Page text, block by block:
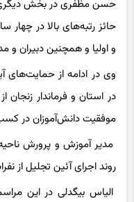
حسن مظفری در بخش دیگری
حائز رتبه‌های بالا در چهار
و اولیا و همچنین دبیران و
وی در ادامه از حمایت‌های
در استان و فرماندار
موفقیت دانش‌آموزان در کسب
مدیر آموزش و پرورش
روند اجرای آئین تجلیل از نفرات
الیاس بیگدلی در این